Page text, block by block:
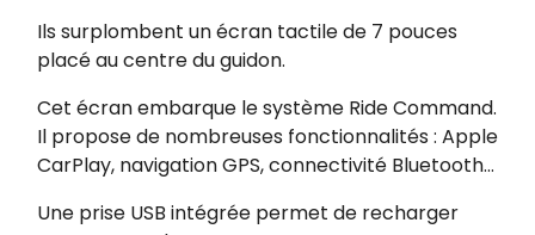
Ils surplombent un écran tactile de 7 pouces
placé au centre du guidon.
Cet écran embarque le système Ride Command.
Il propose de nombreuses fonctionnalités : Apple
CarPlay, navigation GPS, connectivité Bluetooth…
Une prise USB intégrée permet de recharger